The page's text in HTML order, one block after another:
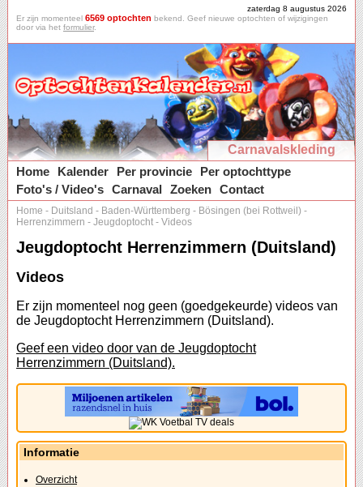
zaterdag 8 augustus 2026
Er zijn momenteel 6569 optochten bekend. Geef nieuwe optochten of wijzigingen
door via het formulier.
Carnavalskleding
Home
Kalender Per provincie
Per optochttype
Foto's / Video's Carnaval Zoeken Contact
Home - Duitsland - Baden-Württemberg - Bösingen (bei Rottweil) -
Herrenzimmern - Jeugdoptocht - Videos
Jeugdoptocht Herrenzimmern (Duitsland)
Videos
Er zijn momenteel nog geen (goedgekeurde) videos van
de Jeugdoptocht Herrenzimmern (Duitsland).
Geef een video door van de Jeugdoptocht
Herrenzimmern (Duitsland).
Informatie
Overzicht